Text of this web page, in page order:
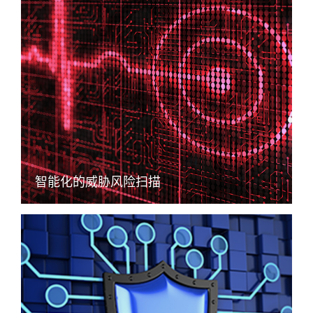
智能化的威胁风险扫描